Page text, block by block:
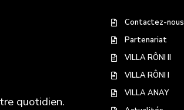
quotidien.
Contactez-nous
Partenariat
VILLA RÔNI II
VILLA RÔNI I
VILLA ANAY